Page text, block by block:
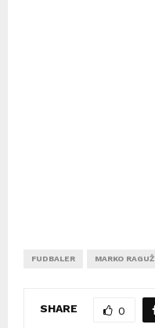
FUDBALER MARKO RAGUŽ
SHARE 0